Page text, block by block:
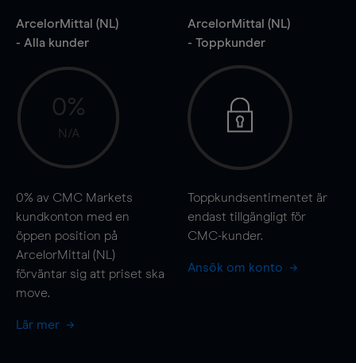
ArcelorMittal (NL)
- Alla kunder
0%
N/A
0% av CMC Markets
kundkonton med en
öppen position på
ArcelorMittal (NL)
förväntar sig att priset ska
move.
Lär mer
ArcelorMittal (NL)
- Toppkunder
Toppkundsentimentet är
endast tillgängligt för
CMC-kunder.
Ansök om konto